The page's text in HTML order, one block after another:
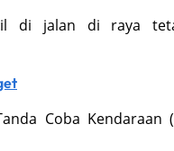
di jalan di raya
Coba Kendaraan